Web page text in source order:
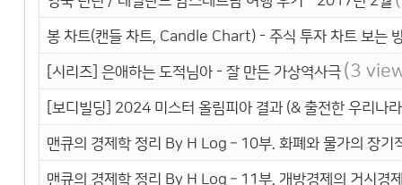
봉 차트(캔들 차트, Candle Chart) - 주식 투자 차트 보는
[시리즈] 은애하는 도적님아 - 잘 만든 가상역사극 (3
[보디빌딩] 2024 미스터 올림피아 결과 (& 출전한 우리나
맨큐의 경제학 정리 By H Log – 10부. 화폐와 물가의 장기
맨큐의 경제학 정리 By H Log – 11부. 개방경제의 거시경